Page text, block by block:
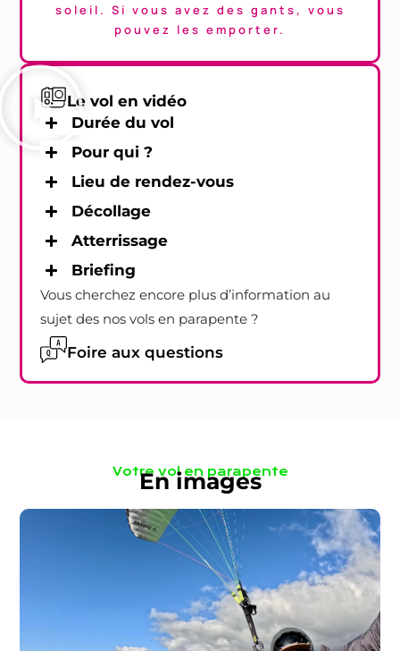
soleil. Si vous avez des gants, vous
pouvez les emporter.
Le vol en vidéo
Durée du vol
Pour qui ?
Lieu de rendez-vous
Décollage
Atterrissage
Briefing
Vous cherchez encore plus d’information au
sujet des nos vols en parapente ?
Foire aux questions
Votre vol en parapente
En images